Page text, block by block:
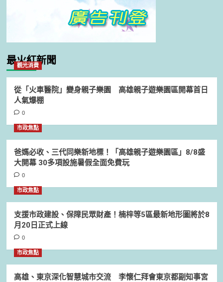
最火紅新聞
觀光消費
從「火車醫院」變身親子樂園 高雄親子遊樂園區開幕首日
人氣爆棚
0
市政焦點
爸媽必收、三代同樂新地標！「高雄親子遊樂園區」8/8盛
大開幕 30多項設施暑假全面免費玩
0
市政焦點
支援市政建設、保障民眾財產！楠梓等5區最新地形圖將於8
月20日正式上線
0
市政焦點
高雄、東京深化智慧城市交流 李懷仁拜會東京都副知事宮